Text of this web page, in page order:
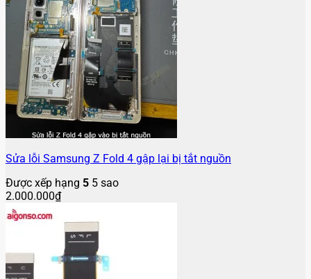
Sửa lỗi Samsung Z Fold 4 gập lại bị tắt nguồn
Được xếp hạng 5 5 sao
2.000.000₫